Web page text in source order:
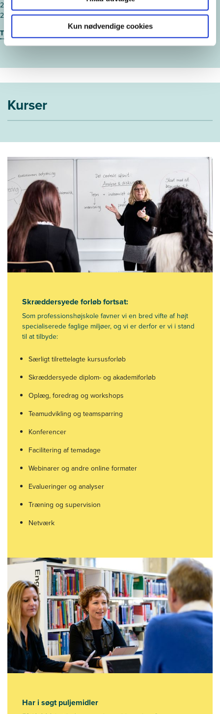
Kun nødvendige cookies
25. januar 2027 - Odense
25. januar 2027 - Vejle
Tilmeld diplommodul
Kurser
Skræddersyede forløb fortsat:
Som professionshøjskole favner vi en bred vifte af højt
specialiserede faglige miljøer, og vi er derfor er vi i stand
til at tilbyde:
Særligt tilrettelagte kursusforløb
Skræddersyede diplom- og akademiforløb
Oplæg, foredrag og workshops
Teamudvikling og teamsparring
Konferencer
Facilitering af temadage
Webinarer og andre online formater
Evalueringer og analyser
Træning og supervision
Netværk
Har i søgt puljemidler